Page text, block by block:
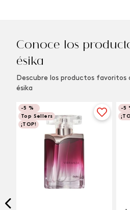
Conoce los
ésika
Descubre los productos favoritos
ésika
-5 %
Top Sellers
¡TOP!
-5